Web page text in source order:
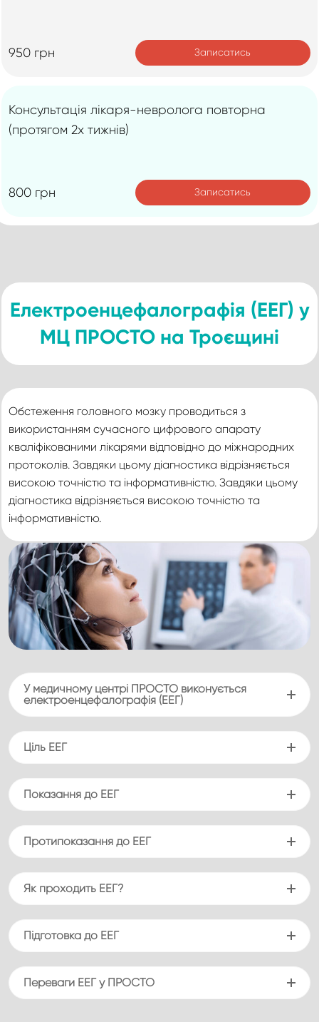
950 грн Записатись
Консультація лікаря-невролога повторна
(протягом 2х тижнів)
800 грн Записатись
Електроенцефалографія (ЕЕГ) у
МЦ ПРОСТО на Троєщині
Обстеження головного мозку проводиться з
використанням сучасного цифрового апарату
кваліфікованими лікарями відповідно до міжнародних
протоколів. Завдяки цьому діагностика відрізняється
високою точністю та інформативністю. Завдяки цьому
діагностика відрізняється високою точністю та
інформативністю.
У медичному центрі ПРОСТО виконується
електроенцефалографія (ЕЕГ)
Ціль ЕЕГ
Показання до ЕЕГ
Протипоказання до ЕЕГ
Як проходить ЕЕГ?
Підготовка до ЕЕГ
Переваги ЕЕГ у ПРОСТО